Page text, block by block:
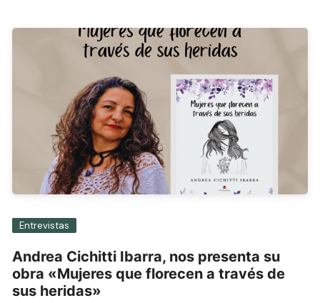
Entrevistas
Andrea Cichitti Ibarra, nos presenta su
obra «Mujeres que florecen a través de
sus heridas»